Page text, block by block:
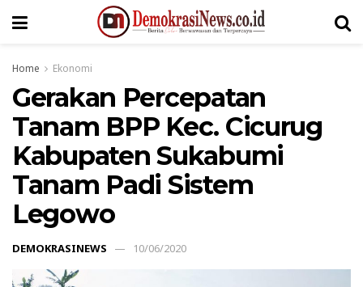
Home Ekonomi
Gerakan Percepatan
Tanam BPP Kec. Cicurug
Kabupaten Sukabumi
Tanam Padi Sistem
Legowo
DEMOKRASINEWS 10/06/2020